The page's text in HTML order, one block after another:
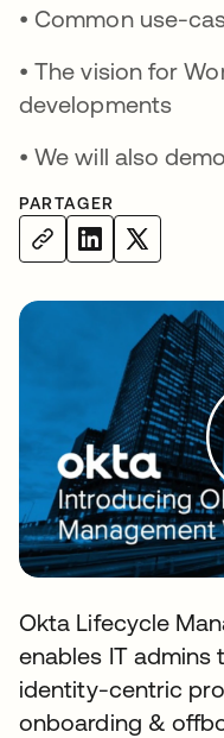
• Common use-
• The vision for
developments
• We will also
PARTAGER
Okta Lifecycle
enables IT
identity-centric
onboarding &